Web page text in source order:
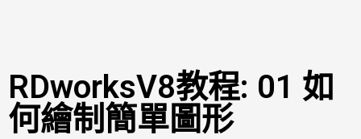
RDworksV8教程: 01 如
何繪制簡單圖形